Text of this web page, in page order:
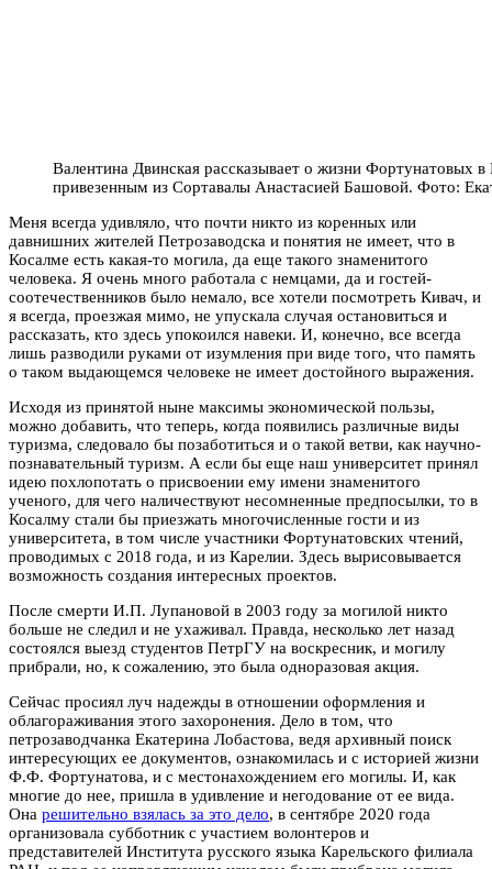
Валентина Двинская рассказывает о жизни Фортунатовых
привезенным из Сортавалы Анастасией Башовой. Фото:
Меня всегда удивляло, что почти никто из коренных или
давнишних жителей Петрозаводска и понятия не имеет, что в
Косалме есть какая-то могила, да еще такого знаменитого
человека. Я очень много работала с немцами, да и гостей-
соотечественников было немало, все хотели посмотреть Кивач, и
я всегда, проезжая мимо, не упускала случая остановиться и
рассказать, кто здесь упокоился навеки. И, конечно, все всегда
лишь разводили руками от изумления при виде того, что память
о таком выдающемся человеке не имеет достойного выражения.
Исходя из принятой ныне максимы экономической пользы,
можно добавить, что теперь, когда появились различные виды
туризма, следовало бы позаботиться и о такой ветви, как научно-
познавательный туризм. А если бы еще наш университет принял
идею похлопотать о присвоении ему имени знаменитого
ученого, для чего наличествуют несомненные предпосылки, то в
Косалму стали бы приезжать многочисленные гости и из
университета, в том числе участники Фортунатовских чтений,
проводимых с 2018 года, и из Карелии. Здесь вырисовывается
возможность создания интересных проектов.
После смерти И.П. Лупановой в 2003 году за могилой никто
больше не следил и не ухаживал. Правда, несколько лет назад
состоялся выезд студентов ПетрГУ на воскресник, и могилу
прибрали, но, к сожалению, это была одноразовая акция.
Сейчас просиял луч надежды в отношении оформления и
облагораживания этого захоронения. Дело в том, что
петрозаводчанка Екатерина Лобастова, ведя архивный поиск
интересующих ее документов, ознакомилась и с историей жизни
Ф.Ф. Фортунатова, и с местонахождением его могилы. И, как
многие до нее, пришла в удивление и негодование от ее вида.
Она решительно взялась за это дело, в сентябре 2020 года
организовала субботник с участием волонтеров и
представителей Института русского языка Карельского филиала